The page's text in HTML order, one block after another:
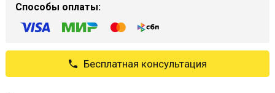
Способы оплаты:
Бесплатная консультация